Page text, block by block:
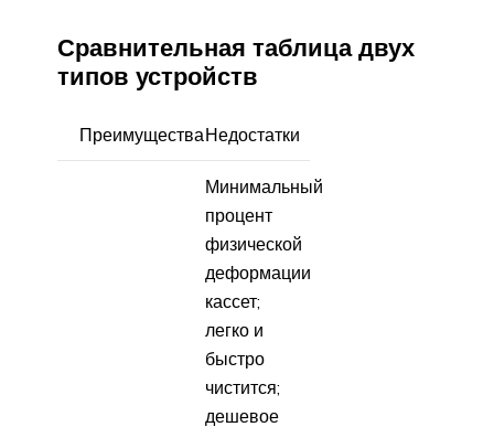
Сравнительная таблица двух
типов устройств
ПреимуществаНедостатки
Минимальный
процент
физической
деформации
кассет;
легко и
быстро
чистится;
дешевое